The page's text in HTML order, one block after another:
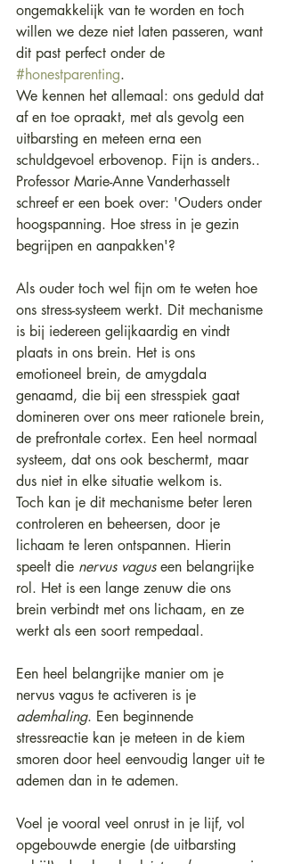
ongemakkelijk van te worden en toch
willen we deze niet laten passeren, want
dit past perfect onder de
#honestparenting.
We kennen het allemaal: ons geduld dat
af en toe opraakt, met als gevolg een
uitbarsting en meteen erna een
schuldgevoel erbovenop. Fijn is anders..
Professor Marie-Anne Vanderhasselt
schreef er een boek over: 'Ouders onder
hoogspanning. Hoe stress in je gezin
begrijpen en aanpakken'?
Als ouder toch wel fijn om te weten hoe
ons stress-systeem werkt. Dit mechanisme
is bij iedereen gelijkaardig en vindt
plaats in ons brein. Het is ons
emotioneel brein, de amygdala
genaamd, die bij een stresspiek gaat
domineren over ons meer rationele brein,
de prefrontale cortex. Een heel normaal
systeem, dat ons ook beschermt, maar
dus niet in elke situatie welkom is.
Toch kan je dit mechanisme beter leren
controleren en beheersen, door je
lichaam te leren ontspannen. Hierin
speelt die nervus vagus een belangrijke
rol. Het is een lange zenuw die ons
brein verbindt met ons lichaam, en ze
werkt als een soort rempedaal.
Een heel belangrijke manier om je
nervus vagus te activeren is je
ademhaling. Een beginnende
stressreactie kan je meteen in de kiem
smoren door heel eenvoudig langer uit te
ademen dan in te ademen.
Voel je vooral veel onrust in je lijf, vol
opgebouwde energie (de uitbarsting